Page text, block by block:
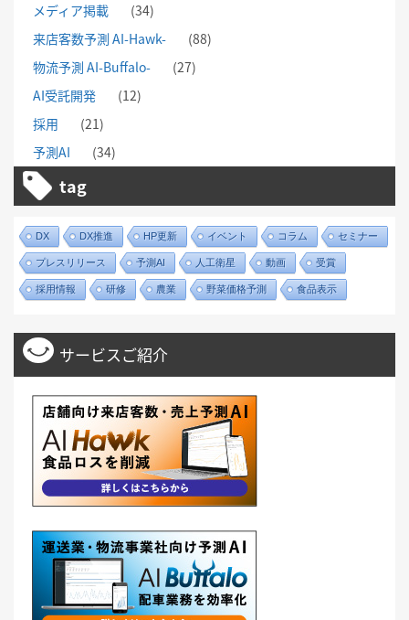
メディア掲載
(34)
来店客数予測 AI-Hawk-
(88)
物流予測 AI-Buffalo-
(27)
AI受託開発
(12)
採用
(21)
予測AI
(34)
tag
DX DX推進 HP更新 イベント コラム セミナー
プレスリリース 予測AI 人工衛星 動画 受賞
採用情報 研修 農業 野菜価格予測 食品表示
サービスご紹介